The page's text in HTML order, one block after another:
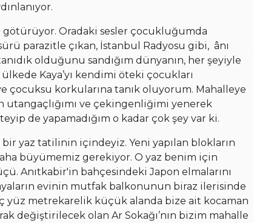
götürüyor. Oradaki sesler çocukluğumda
parazitle çıkan, İstanbul Radyosu gibi, ânı
olduğunu sandığım dünyanın, her şeyiyle
Kaya’yı kendimi öteki çocukları
çocuksu korkularına tanık oluyorum. Mahalleye
ve çekingenliğimi yenerek
de yapamadığım o kadar çok şey var ki.
yaz tatilinin içindeyiz. Yeni yapılan blokların
büyümemiz gerekiyor. O yaz benim için
Anıtkabir'in bahçesindeki Japon elmalarını
evinin mutfak balkonunun biraz ilerisinde
yüz metrekarelik küçük alanda bize ait kocaman
değiştirilecek olan Ar Sokağı’nın bizim mahalle